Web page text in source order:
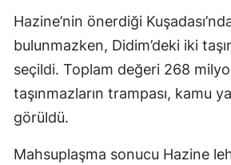
Hazine’nin önerdiği
bulunmazken, Didim’deki iki
seçildi. Toplam değeri 268
taşınmazların trampası, kamu
görüldü.
Mahsuplaşma sonucu Hazine